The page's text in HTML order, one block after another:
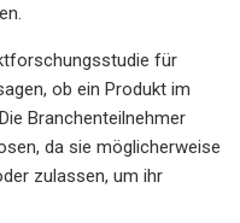
für
ob ein Produkt im
Branchenteilnehmer
da sie möglicherweise
zulassen, um ihr